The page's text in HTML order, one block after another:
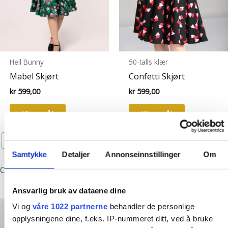
Samtykke Detaljer Annonseinnstillinger Om
Ansvarlig bruk av dataene dine
Vi og våre 1022 partnernebehandler de personlige
opplysningene dine, f.eks. IP-nummeret ditt, ved å bruke
Hell Bunny
Mabel Skjørt
kr599,00
Kjøp nå!
Dette
varianter.
Alternativene
på
produktsiden
XS S M L XL
Clear
50-talls klær
Confetti Skjørt
kr599,00
Kjøp nå!
Dette
produktet
har
varianter.
på
XS S M L
XL
2XL
3XL 4XL
Clear